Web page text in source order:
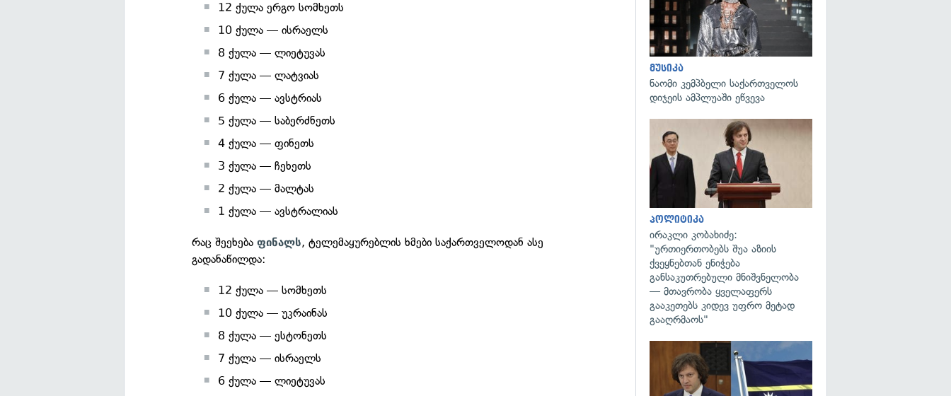
12 ქულა ერგო სომხეთს
10 ქულა — ისრაელს
8 ქულა — ლიეტუვას
7 ქულა — ლატვიას
6 ქულა — ავსტრიას
5 ქულა — საბერძნეთს
4 ქულა — ფინეთს
3 ქულა — ჩეხეთს
2 ქულა — მალტას
1 ქულა — ავსტრალიას
რაც შეეხებაფინალს, ტელემაყურებლის ხმები საქართველოდან ასე
გადანაწილდა:
12 ქულა — სომხეთს
10 ქულა — უკრაინას
8 ქულა — ესტონეთს
7 ქულა — ისრაელს
6 ქულა — ლიეტუვას
მუსიკა
ნაომი კემპბელი საქართველოს
დიჯეის ამპლუაში ეწვევა
პოლიტიკა
ირაკლი კობახიძე:
"ურთიერთობებს შუა აზიის
ქვეყნებთან ენიჭება
განსაკუთრებული მნიშვნელობა
— მთავრობა ყველაფერს
გააკეთებს კიდევ უფრო მეტად
გააღრმაოს"